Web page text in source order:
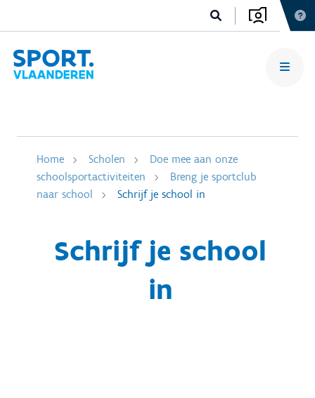
Home Scholen
Doe mee aan onze
schoolsportactiviteiten
Breng je sportclub
naar school
Schrijf je school in
Schrijf je school
in